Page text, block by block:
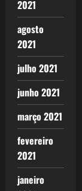
2021
agosto
2021
julho 2021
junho 2021
março 2021
fevereiro
2021
janeiro